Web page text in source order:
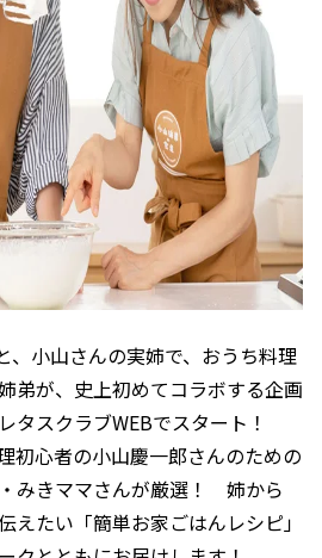
、小山さんの実姉で、おうち料理
弟が、史上初めてコラボする企画
タスクラブWEBでスタート！
初心者の小山慶一郎さんのための
みきママさんが厳選！ 姉から
えたい「簡単お家ごはんレシピ」